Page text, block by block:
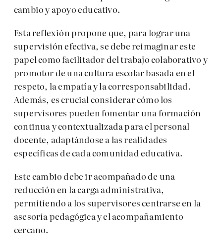
cambio y apoyo educativo.
Esta reflexión propone que, para lograr una
supervisión efectiva, se debe reimaginar este
papel como facilitador del trabajo colaborativo y
promotor de una cultura escolar basada en el
respeto, la empatía y la corresponsabilidad.
Además, es crucial considerar cómo los
supervisores pueden fomentar una formación
continua y contextualizada para el personal
docente, adaptándose a las realidades
específicas de cada comunidad educativa.
Este cambio debe ir acompañado de una
reducción en la carga administrativa,
permitiendo a los supervisores centrarse en la
asesoría pedagógica y el acompañamiento
cercano.